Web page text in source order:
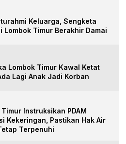
Keluarga, Sengketa
Lombok Timur Berakhir Damai
Lombok Timur Kawal Ketat
Lagi Anak Jadi Korban
Instruksikan PDAM
Kekeringan, Pastikan Hak Air
Terpenuhi